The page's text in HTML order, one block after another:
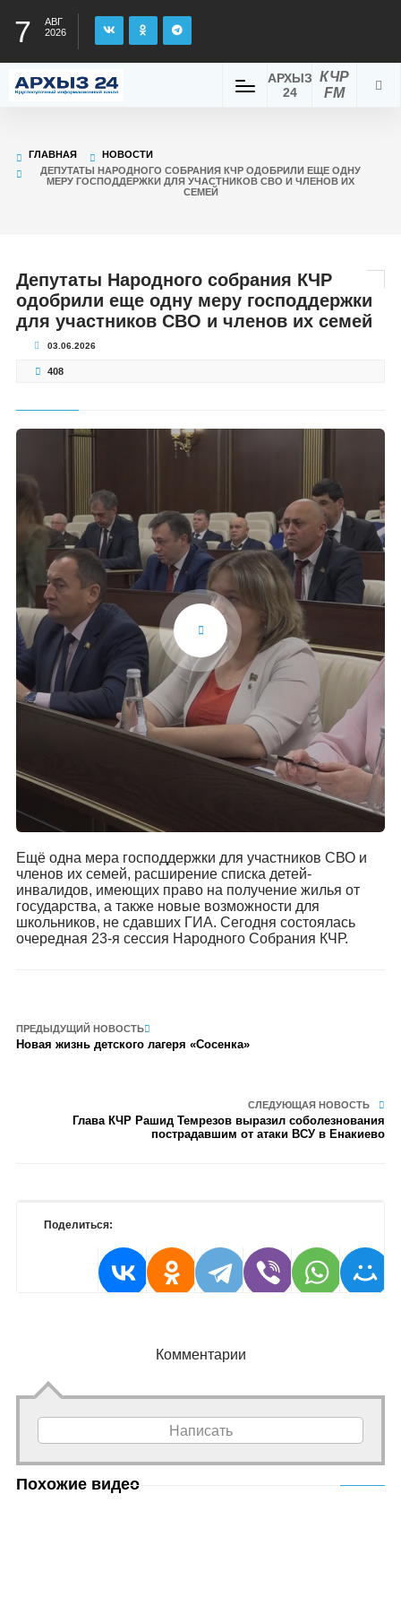
7
АВГ
2026
КЧР
FM
АРХЫЗ
24
ГЛАВНАЯ
НОВОСТИ
ДЕПУТАТЫ НАРОДНОГО СОБРАНИЯ КЧР ОДОБРИЛИ ЕЩЕ ОДНУ
МЕРУ ГОСПОДДЕРЖКИ ДЛЯ УЧАСТНИКОВ СВО И ЧЛЕНОВ ИХ
СЕМЕЙ
Депутаты Народного собрания КЧР
одобрили еще одну меру господдержки
для участников СВО и членов их семей
03.06.2026
408
Ещё одна мера господдержки для участников СВО и
членов их семей, расширение списка детей-
инвалидов, имеющих право на получение жилья от
государства, а также новые возможности для
школьников, не сдавших ГИА. Сегодня состоялась
очередная 23-я сессия Народного Собрания КЧР.
ПРЕДЫДУЩИЙ НОВОСТЬ
Новая жизнь детского лагеря «Сосенка»
СЛЕДУЮЩАЯ НОВОСТЬ
Глава КЧР Рашид Темрезов выразил соболезнования
пострадавшим от атаки ВСУ в Енакиево
Поделиться:
Комментарии
Написать
Похожие видео